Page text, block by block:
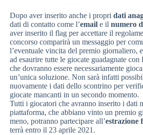
Dopo aver inserito anche i propri dati
dati di contatto come l’email e il numero
aver inserito il flag per accettare il
concorso comparirà un messaggio per
l’eventuale vincita del premio giornaliero,
ad esaurire tutte le giocate guadagnate con
che dovranno essere necessariamente
un’unica soluzione. Non sarà infatti
nuovamente i dati dello scontrino per
giocate mancanti in un secondo momento.
Tutti i giocatori che avranno inserito i dati
piattaforma, che abbiano vinto un premio
meno, potranno partecipare all’estrazione
terrà entro il 23 aprile 2021.